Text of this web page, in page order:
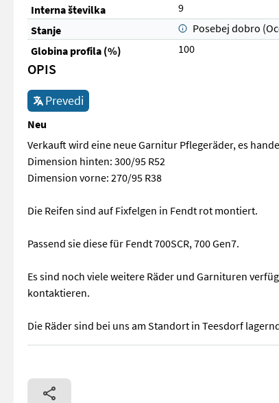
Interna številka
9
Stanje
Posebej dobro
Globina profila (%)
100
OPIS
Prevedi
Neu
Verkauft wird eine neue Garnitur Pflegeräder, es
Dimension hinten: 300/95 R52
Dimension vorne: 270/95 R38
Die Reifen sind auf Fixfelgen in Fendt rot montiert.
Passend sie diese für Fendt 700SCR, 700 Gen7.
Es sind noch viele weitere Räder und Garnituren
kontaktieren.
Die Räder sind bei uns am Standort in Teesdorf
Verkauft wird eine neue Garnitur Pflegeräder, es